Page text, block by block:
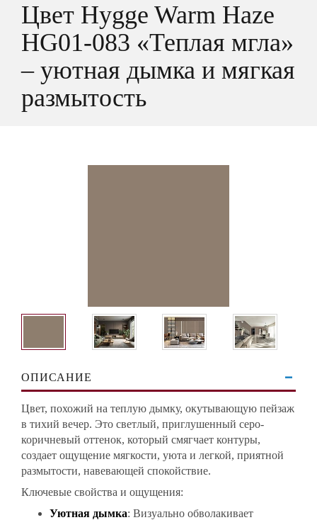
Цвет Hygge Warm Haze
HG01-083 «Теплая мгла»
– уютная дымка и мягкая
размытость
ОПИСАНИЕ
Цвет, похожий на теплую дымку, окутывающую пейзаж
в тихий вечер. Это светлый, приглушенный серо-
коричневый оттенок, который смягчает контуры,
создает ощущение мягкости, уюта и легкой, приятной
размытости, навевающей спокойствие.
Ключевые свойства и ощущения:
Уютная дымка: Визуально обволакивает